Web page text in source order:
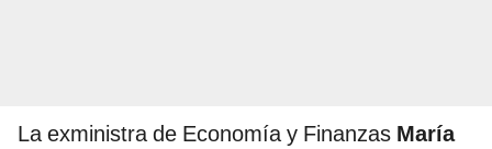
La exministra de Economía y Finanzas María